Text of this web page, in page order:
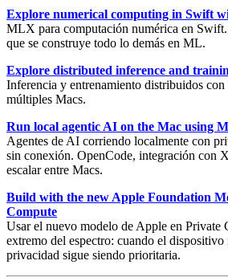
Explore numerical computing in Swift
MLX para computación numérica en
que se construye todo lo demás en ML.
Explore distributed inference and
Inferencia y entrenamiento distribuidos con
múltiples Macs.
Run local agentic AI on the Mac using
Agentes de AI corriendo localmente con
sin conexión. OpenCode, integración con
escalar entre Macs.
Build with the new Apple Foundation
Compute
Usar el nuevo modelo de Apple en Private
extremo del espectro: cuando el dispositivo
privacidad sigue siendo prioritaria.